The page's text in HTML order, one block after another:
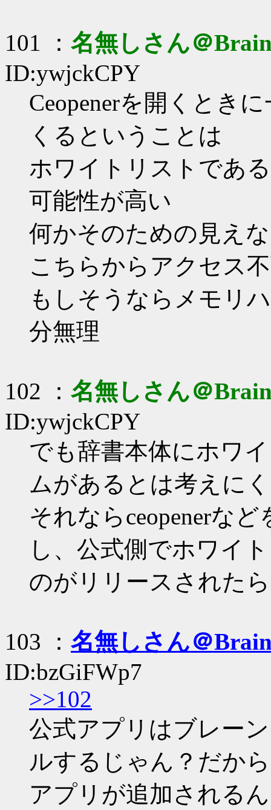
101 ： 名無しさん＠
ID:ywjckCPY
Ceopenerを開くとき
くるということは
ホワイトリストであ
可能性が高い
何かそのための見え
こちらからアクセス
もしそうならメモリ
分無理
102 ： 名無しさん＠
ID:ywjckCPY
でも辞書本体にホワ
ムがあるとは考えに
それならceopenerな
し、公式側でホワイ
のがリリースされた
103 ： 名無しさん＠
ID:bzGiFWp7
>>102
公式アプリはブレー
ルするじゃん？だか
アプリが追加される